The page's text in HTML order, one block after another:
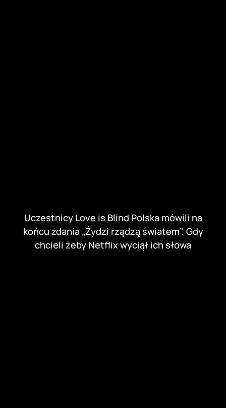
Uczestnicy Love is Blind Polska mówili na
końcu zdania „Żydzi rządzą światem”. Gdy
chcieli żeby Netflix wyciął ich słowa